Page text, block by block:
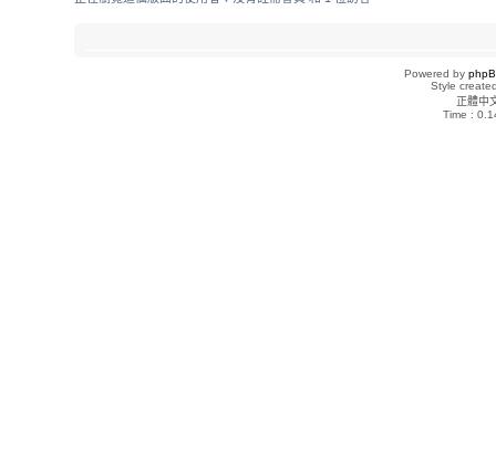
Powered by
Style
正體中
Time :